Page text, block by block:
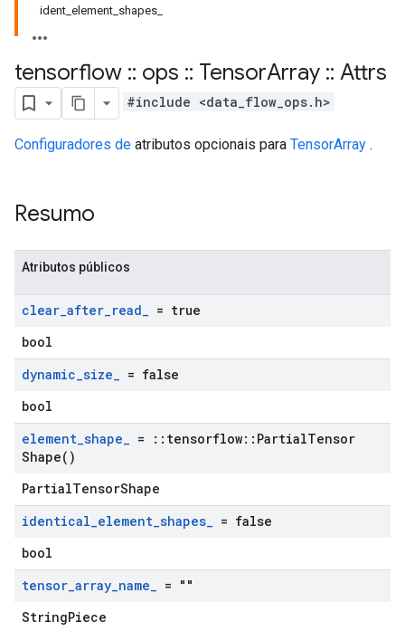
ident_element_shapes_
tensorflow :: ops :: TensorArray :: Attrs
#include <data_flow_ops.h>
Configuradores de atributos opcionais para TensorArray .
Resumo
Atributos públicos
clear_after_read_ = true
bool
dynamic_size_ = false
bool
element_shape_ = :: tensorflow:: PartialTensor
Shape( )
PartialTensorShape
identical_element_shapes_ = false
bool
tensor_array_name_ = ""
StringPiece